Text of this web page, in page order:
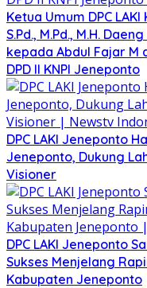
Ketua Umum DPC
S.Pd., M.Pd., M.H.
kepada Abdul Fajar M
DPD II KNPI Jeneponto
DPC LAKI Jeneponto
Jeneponto, Dukung
Visioner
DPC LAKI Jeneponto
Sukses Menjelang
Kabupaten Jeneponto